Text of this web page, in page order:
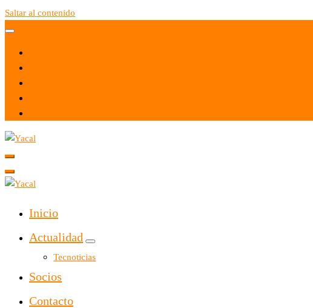
Saltar al contenido
Yacal micro hosting
Inicio
Actualidad
Tecnoticias
Socios
Contacto